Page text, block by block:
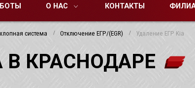
О НАС КОНТАКТЫ
система Отключение ЕГР/(EGR) Удаление ЕГР Kia
В КРАСНОДАРЕ